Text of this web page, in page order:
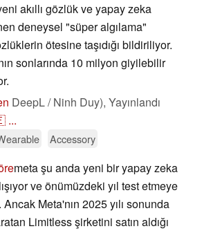
akıllı gözlük ve yapay zeka
deneysel "süper algılama"
ötesine taşıdığı bildiriliyor.
sonlarında 10 milyon giyilebilir
DeepL / Ninh Duy), Yayınlandı
...
Accessory
meta şu anda yeni bir yapay zeka
ve önümüzdeki yıl test etmeye
Meta'nın 2025 yılı sonunda
Limitless şirketini satın aldığı